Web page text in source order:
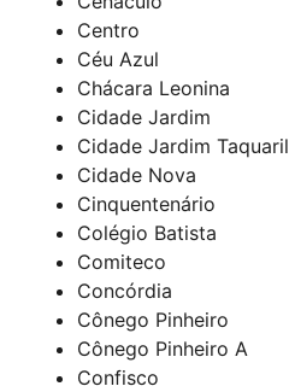
Centro
Céu Azul
Chácara Leonina
Cidade Jardim
Cidade Jardim Taquaril
Cidade Nova
Cinquentenário
Colégio Batista
Comiteco
Concórdia
Cônego Pinheiro
Cônego Pinheiro A
Confisco